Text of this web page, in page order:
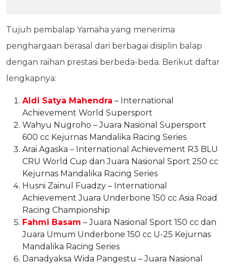
Tujuh pembalap Yamaha yang menerima
penghargaan berasal dari berbagai disiplin balap
dengan raihan prestasi berbeda-beda. Berikut daftar
lengkapnya:
Aldi Satya Mahendra – International
Achievement World Supersport
Wahyu Nugroho – Juara Nasional Supersport
600 cc Kejurnas Mandalika Racing Series
Arai Agaska – International Achievement R3 BLU
CRU World Cup dan Juara Nasional Sport 250 cc
Kejurnas Mandalika Racing Series
Husni Zainul Fuadzy – International
Achievement Juara Underbone 150 cc Asia Road
Racing Championship
Fahmi Basam – Juara Nasional Sport 150 cc dan
Juara Umum Underbone 150 cc U-25 Kejurnas
Mandalika Racing Series
Danadyaksa Wida Pangestu – Juara Nasional